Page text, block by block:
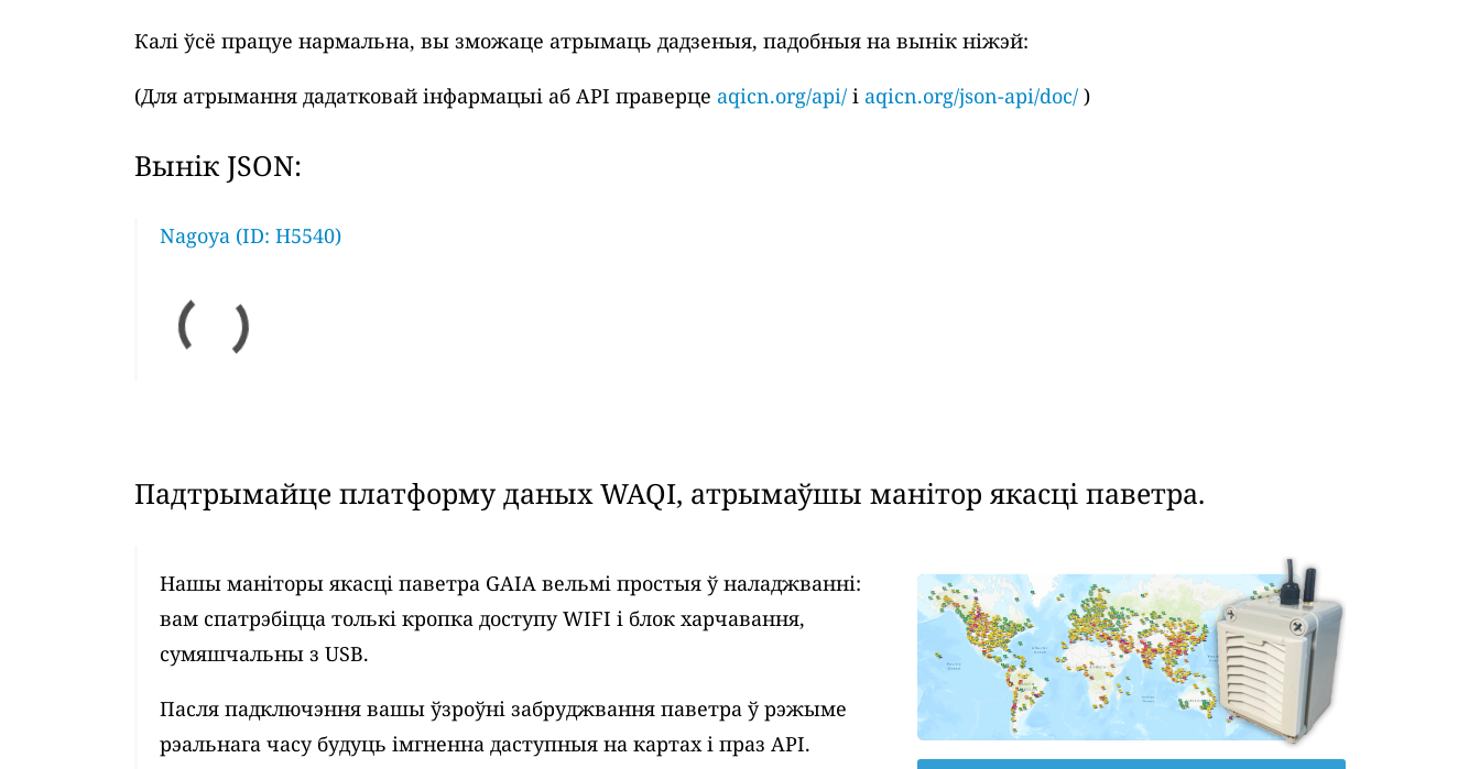
Калі ўсё працуе нармальна, вы зможаце атрымаць дадзеныя, падобныя на вынік ніжэй:
(Для атрымання дадатковай інфармацыі аб API праверце aqicn.org/api/ і aqicn.org/json-api/doc/ )
Вынік JSON:
Nagoya (ID: H5540)
Падтрымайце платформу даных WAQI, атрымаўшы манітор якасці паветра.
Нашы маніторы якасці паветра GAIA вельмі простыя ў наладжванні:
вам спатрэбіцца толькі кропка доступу WIFI і блок харчавання,
сумяшчальны з USB.
Пасля падключэння вашы ўзроўні забруджвання паветра ў рэжыме
рэальнага часу будуць імгненна даступныя на картах і праз API.